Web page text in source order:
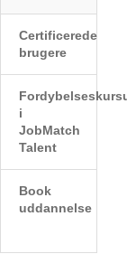
Certificerede
brugere
i
JobMatch
Talent
Book
uddannelse